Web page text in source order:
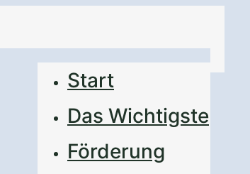
Start
Das Wichtigste
Förderung